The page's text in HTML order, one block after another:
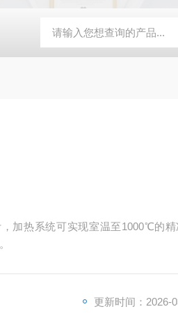
脱硝催化剂评价装置 亿科 实验
加热系统可实现室温至1000℃的
更新时间：2026-